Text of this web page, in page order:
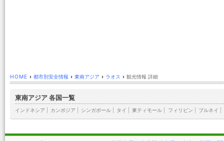
HOME › 都市別安全情報 › 東南アジア › ラオス › 観光情報 詳細
東南アジア 各国一覧
インドネシア カンボジア シンガポール タイ 東ティモール フィリピン ブルネイ